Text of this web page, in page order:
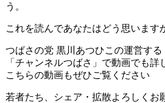
う。
これを読んであなたはどう思います
つばさの党 黒川あつひこの運営する
「チャンネルつばさ」で動画でも
こちらの動画もぜひご覧ください
若者たち、シェア・拡散よろしくお